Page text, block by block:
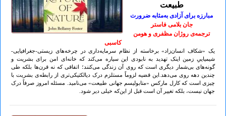
طبیعت
مبارزه برای آزادی به‌مثابه ضرورت
جان بلامی فاستر
ترجمه‌ی روژان مظفری و هومن
کاسبی
یک «شکاف انسان‌زاد» برخاسته از نظام سرمایه‌داری در چرخه‌های زیستی-جغرافیایی-
شیمیاییِ زمین اینک تهدید به نابودی این سیاره می‌کند که خانه‌ای امن برای بشریت و
گونه‌های بی‌شمار دیگری است که روی آن زندگی می‌کنند؛ اتفاقی که نه قرن‌ها بلکه طی
چندین دهه روی می‌دهد.این قضیه لزوماً مستلزم درک دیالکتیکی‌تری از رابطه‌ی بشریت با
چیزی است که کارل مارکس «متابولیسم جهانی طبیعت» می‌نامید. مسئله امروز صرفاً درک
جهان نیست، بلکه تغییر آن است قبل از این‌که خیلی دیر شود.